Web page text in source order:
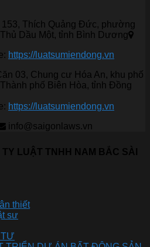
153, Thích Quảng Đức, phường
Dầu Một, tỉnh Bình Dương
https://luatsumiendong.vn
03, Chung cư Hóa An, khu phố
phố Biên Hòa, tỉnh Đồng
https://luatsumiendong.vn
info@saigonlaws.vn
LUẬT TNHH NAM BẮC SÀI
thiết
sư